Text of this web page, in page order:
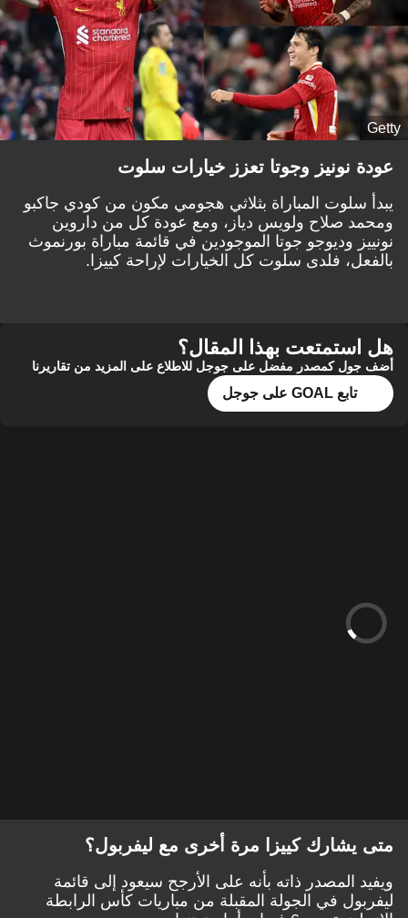
Getty
عودة نونيز وجوتا تعزز خيارات سلوت
يبدأ سلوت المباراة بثلاثي هجومي مكون من كودي جاكبو
ومحمد صلاح ولويس دياز، ومع عودة كل من داروين
نونييز وديوجو جوتا الموجودين في قائمة مباراة بورنموث
بالفعل، فلدى سلوت كل الخيارات لإراحة كييزا.
هل استمتعت بهذا المقال؟
أضف جول كمصدر مفضل على جوجل للاطلاع على المزيد من تقاريرنا
تابع GOAL على جوجل
متى يشارك كييزا مرة أخرى مع ليفربول؟
ويفيد المصدر ذاته بأنه على الأرجح سيعود إلى قائمة
ليفربول في الجولة المقبلة من مباريات كأس الرابطة